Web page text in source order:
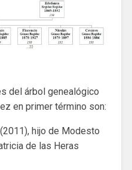
del árbol genealógico
en primer término son:
hijo de Modesto
de las Heras